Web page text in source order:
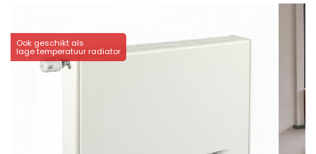
Ook geschikt als
lage temperatuur radiator